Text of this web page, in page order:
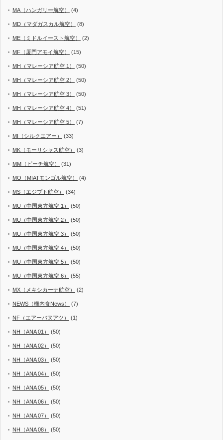
MA（ハンガリー航空） (4)
MD（マダガスカル航空） (8)
ME（ミドルイースト航空） (2)
MF（厦門アモイ航空） (15)
MH（マレーシア航空 1） (50)
MH（マレーシア航空 2） (50)
MH（マレーシア航空 3） (50)
MH（マレーシア航空 4） (51)
MH（マレーシア航空 5） (7)
MI（シルクエアー） (33)
MK（モーリシャス航空） (3)
MM（ピーチ航空） (31)
MO（MIATモンゴル航空） (4)
MS（エジプト航空） (34)
MU（中国東方航空 1） (50)
MU（中国東方航空 2） (50)
MU（中国東方航空 3） (50)
MU（中国東方航空 4） (50)
MU（中国東方航空 5） (50)
MU（中国東方航空 6） (55)
MX（メキシカーナ航空） (2)
NEWS（機内食News） (7)
NF（エアーバヌアツ） (1)
NH（ANA 01） (50)
NH（ANA 02） (50)
NH（ANA 03） (50)
NH（ANA 04） (50)
NH（ANA 05） (50)
NH（ANA 06） (50)
NH（ANA 07） (50)
NH（ANA 08） (50)